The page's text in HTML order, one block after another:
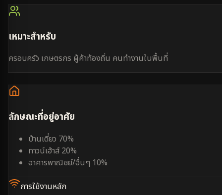
เหมาะสำหรับ
ครอบครัว เกษตรกร ผู้ค้าท้องถิ่น คนทำงานในพื้นที่
ลักษณะที่อยู่อาศัย
บ้านเดี่ยว 70%
ทาวน์เฮ้าส์ 20%
อาคารพาณิชย์/อื่นๆ 10%
การใช้งานหลัก